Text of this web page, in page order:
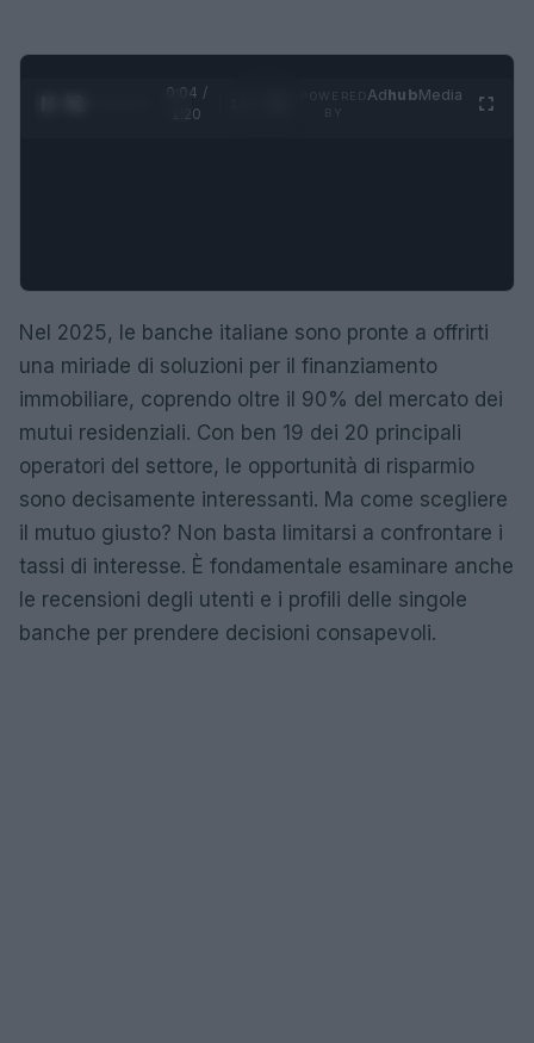
0:05 /
1:20
AdhubMedia
Nel 2025, le banche italiane sono pronte a offrirti
una miriade di soluzioni per il finanziamento
immobiliare, coprendo oltre il 90% del mercato dei
mutui residenziali. Con ben 19 dei 20 principali
operatori del settore, le opportunità di risparmio
sono decisamente interessanti. Ma come scegliere
il mutuo giusto? Non basta limitarsi a confrontare i
tassi di interesse. È fondamentale esaminare anche
le recensioni degli utenti e i profili delle singole
banche per prendere decisioni consapevoli.